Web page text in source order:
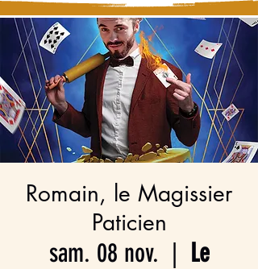
Romain, le Magissier
Paticien
sam. 08 nov.
  |
Le